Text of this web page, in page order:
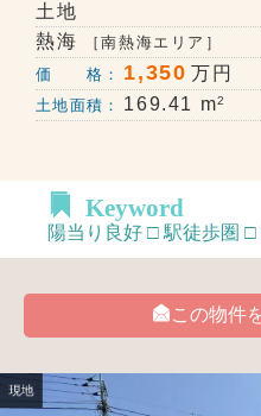
土地
熱海
［南熱海エリア］
価 格：
1,350万円
土地面積： 169.41 m2
Keyword
陽当り良好 □ 駅徒歩圏
この物件
現地